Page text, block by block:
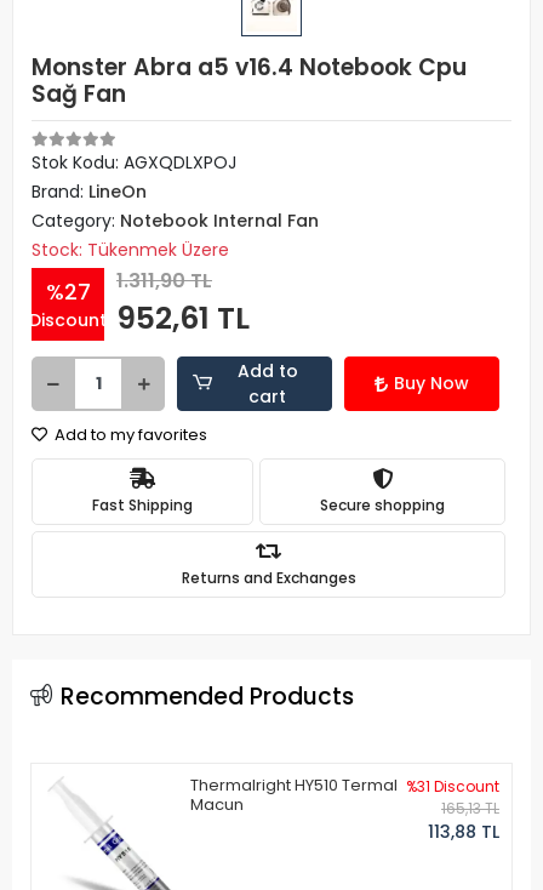
Monster Abra a5 v16.4 Notebook Cpu
Sağ Fan
Stok Kodu: AGXQDLXPOJ
Brand: LineOn
Category: Notebook Internal Fan
Stock: Tükenmek Üzere
%27
Discount
1.311,90 TL
952,61 TL
Add to
cart
Buy Now
Add to my favorites
Fast Shipping Secure shopping
Returns and Exchanges
Recommended Products
Thermalright HY510 Termal
Macun
%31 Discount
165,13 TL
113,88 TL